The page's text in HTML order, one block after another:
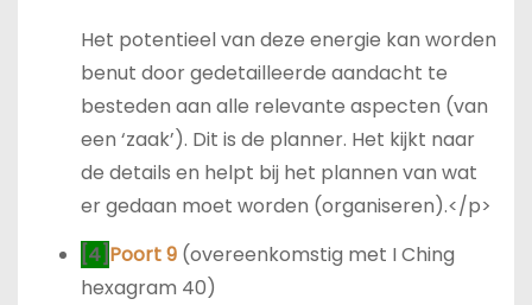
Het potentieel van deze energie kan worden
benut door gedetailleerde aandacht te
besteden aan alle relevante aspecten (van
een ‘zaak’). Dit is de planner. Het kijkt naar
de details en helpt bij het plannen van wat
er gedaan moet worden (organiseren).</p>
[4] Poort 9 (overeenkomstig met I Ching
hexagram 40)